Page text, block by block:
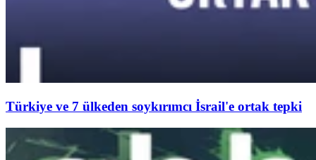
Türkiye ve 7 ülkeden soykırımcı İsrail'e ortak tepki